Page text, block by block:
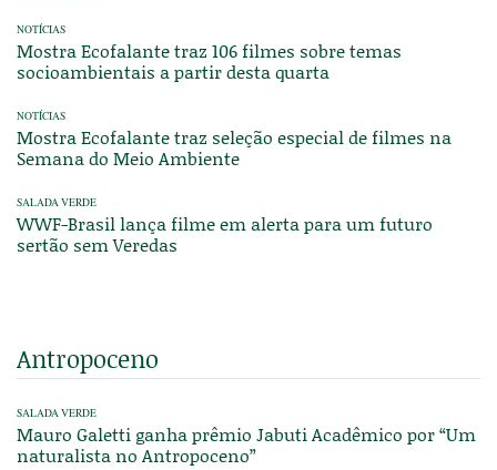
NOTÍCIAS
Mostra Ecofalante traz 106 filmes sobre temas
socioambientais a partir desta quarta
NOTÍCIAS
Mostra Ecofalante traz seleção especial de filmes na
Semana do Meio Ambiente
SALADA VERDE
WWF-Brasil lança filme em alerta para um futuro
sertão sem Veredas
Antropoceno
SALADA VERDE
Mauro Galetti ganha prêmio Jabuti Acadêmico por “Um
naturalista no Antropoceno”